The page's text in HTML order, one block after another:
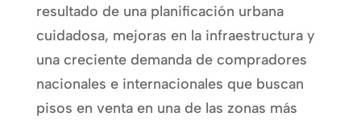
resultado de una planificación urbana
cuidadosa, mejoras en la infraestructura y
una creciente demanda de compradores
nacionales e internacionales que buscan
pisos en venta en una de las zonas más